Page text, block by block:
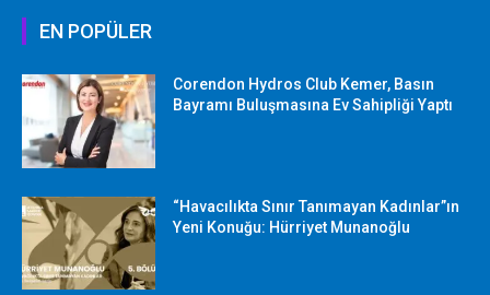
EN POPÜLER
Corendon Hydros Club Kemer, Basın
Bayramı Buluşmasına Ev Sahipliği Yaptı
“Havacılıkta Sınır Tanımayan Kadınlar”ın
Yeni Konuğu: Hürriyet Munanoğlu